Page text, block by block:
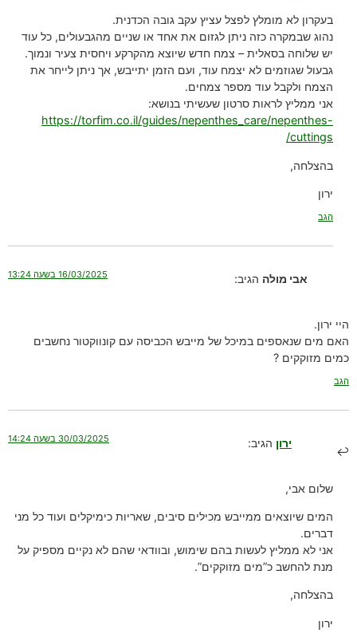
בעקרון לא מומלץ לפצל עציץ עקב גובה הכדנית.
נהוג שבמקרה כזה ניתן לגזום את אחד או שניים מהגבעולים, כל עוד
יש שלוחה בסאלית – צמח חדש שיוצא מהקרקע ויחסית צעיר ונמוך.
גבעול שגוזמים לא יצמח עוד, ועם הזמן יתייבש, אך ניתן לייחר את
הצמח ולקבל עוד מספר צמחים.
אני ממליץ לראות סרטון שעשיתי בנושא:
https://torfim.co.il/guides/nepenthes_care/nepenthes-
cuttings/
בהצלחה,
ירון
הגב
אבי מולה הגיב: 16/03/2025 בשעה 13:24
היי ירון.
האם מים שנאספים במיכל של מייבש הכביסה עם קונווקטור נחשבים
כמים מזוקקים ?
הגב
ירון הגיב: 30/03/2025 בשעה 14:24
שלום אבי,
המים שיוצאים ממייבש מכילים סיבים, שאריות כימיקלים ועוד כל מני
דברים.
אני לא ממליץ לעשות בהם שימוש, ובוודאי שהם לא נקיים מספיק על
מנת להחשב כ”מים מזוקקים”.
בהצלחה,
ירון